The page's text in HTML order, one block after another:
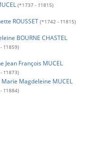
(*1737 - †1815)
ROUSSET (*1742 - †1815)
BOURNE CHASTEL
†1859)
Jean François MUCEL
†1873)
Marie Magdeleine MUCEL
†1884)